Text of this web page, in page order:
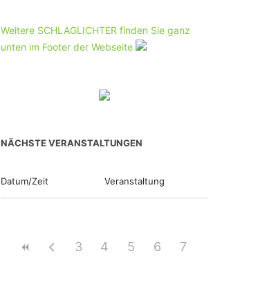
Weitere SCHLAGLICHTER finden Sie ganz
unten im Footer der Webseite
NÄCHSTE VERANSTALTUNGEN
Datum/Zeit Veranstaltung
3 4 5 6 7